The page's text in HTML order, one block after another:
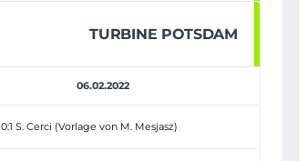
TURBINE POTSDAM
06.02.2022
0:1 S. Cerci (Vorlage von M. Mesjasz)